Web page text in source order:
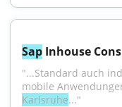
Sap Inhouse
"...Standard auch
Karlsruhe..."